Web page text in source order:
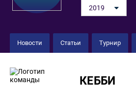
2019
Новости Статьи Турнир
Команда
КЕББИ